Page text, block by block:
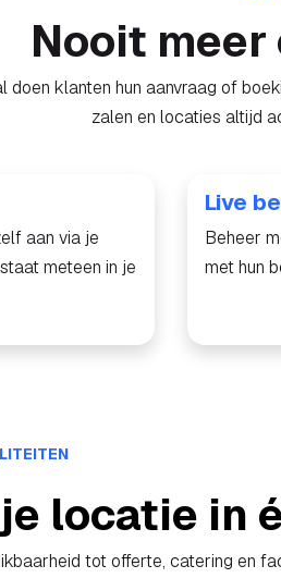
Nooit
klanten hun aanvraag of
zalen en locaties altijd
aan via je
meteen in je
Live
Beheer
met hun
locatie in
tot offerte, catering en